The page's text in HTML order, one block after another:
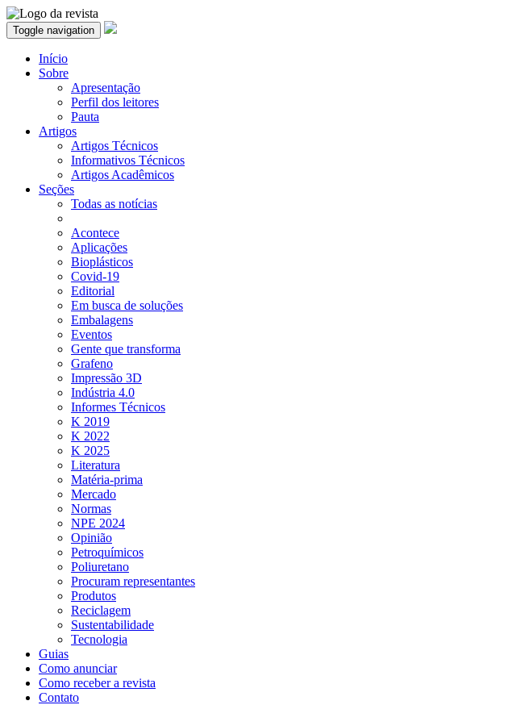
Toggle navigation
Início
Sobre
Apresentação
Perfil dos leitores
Pauta
Artigos
Artigos Técnicos
Informativos Técnicos
Artigos Acadêmicos
Seções
Todas as notícias
Acontece
Aplicações
Bioplásticos
Covid-19
Editorial
Em busca de soluções
Embalagens
Eventos
Gente que transforma
Grafeno
Impressão 3D
Indústria 4.0
Informes Técnicos
K 2019
K 2022
K 2025
Literatura
Matéria-prima
Mercado
Normas
NPE 2024
Opinião
Petroquímicos
Poliuretano
Procuram representantes
Produtos
Reciclagem
Sustentabilidade
Tecnologia
Guias
Como anunciar
Como receber a revista
Contato